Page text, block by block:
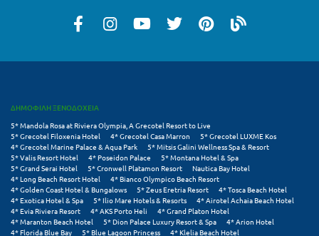
Χράνοι Μεσσηνίας
ΔΗΜΟΦΙΛΗ ΞΕΝΟΔΟΧΕΙΑ
5* Mandola Rosa at Riviera Olympia, A Grecotel Resort to Live
5* Grecotel Filoxenia Hotel
4* Grecotel Casa Marron
5* Grecotel LUXME Kos
4* Grecotel Marine Palace & Aqua Park
5* Mitsis Galini Wellness Spa & Resort
5* Valis Resort Hotel
4* Poseidon Palace
5* Montana Hotel & Spa
5* Grand Serai Hotel
5* Cronwell Platamon Resort
Nautica Bay Hotel
4* Long Beach Resort Hotel
4* Bianco Olympico Beach Resort
4* Golden Coast Hotel & Bungalows
5* Zeus Eretria Resort
4* Tosca Beach Hotel
4* Exotica Hotel & Spa
5* Ilio Mare Hotels & Resorts
4* Airotel Achaia Beach Hotel
4* Evia Riviera Resort
4* AKS Porto Heli
4* Grand Platon Hotel
4* Maranton Beach Hotel
5* Dion Palace Luxury Resort & Spa
4* Arion Hotel
4* Florida Blue Bay
5* Blue Lagoon Princess
4* Klelia Beach Hotel